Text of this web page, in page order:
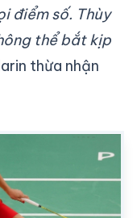
điểm số. Thùy
thể bắt kịp
thừa nhận